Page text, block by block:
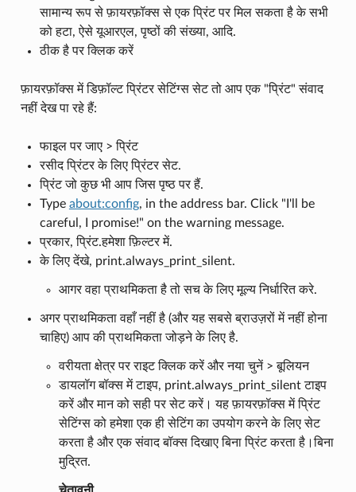
सामान्य रूप से फ़ायरफ़ॉक्स से एक प्रिंट पर मिल सकता है के सभी
को हटा, ऐसे यूआरएल, पृष्ठों की संख्या, आदि.
ठीक है पर क्लिक करें
फ़ायरफ़ॉक्स में डिफ़ॉल्ट प्रिंटर सेटिंग्स सेट तो आप एक "प्रिंट" संवाद
नहीं देख पा रहे हैं:
फाइल पर जाए > प्रिंट
रसीद प्रिंटर के लिए प्रिंटर सेट.
प्रिंट जो कुछ भी आप जिस पृष्ठ पर हैं.
Type about:config, in the address bar. Click "I'll be
careful, I promise!" on the warning message.
प्रकार, प्रिंट.हमेशा फ़िल्टर में.
के लिए देंखे, print.always_print_silent.
आगर वहा प्राथमिकता है तो सच के लिए मूल्य निर्धारित करे.
अगर प्राथमिकता वहाँ नहीं है (और यह सबसे ब्राउज़रों में नहीं होना
चाहिए) आप की प्राथमिकता जोड़ने के लिए है.
वरीयता क्षेत्र पर राइट क्लिक करें और नया चुनें > बूलियन
डायलॉग बॉक्स में टाइप, print.always_print_silent टाइप
करें और मान को सही पर सेट करें। यह फ़ायरफ़ॉक्स में प्रिंट
सेटिंग्स को हमेशा एक ही सेटिंग का उपयोग करने के लिए सेट
करता है और एक संवाद बॉक्स दिखाए बिना प्रिंट करता है।बिना
मुद्रित.